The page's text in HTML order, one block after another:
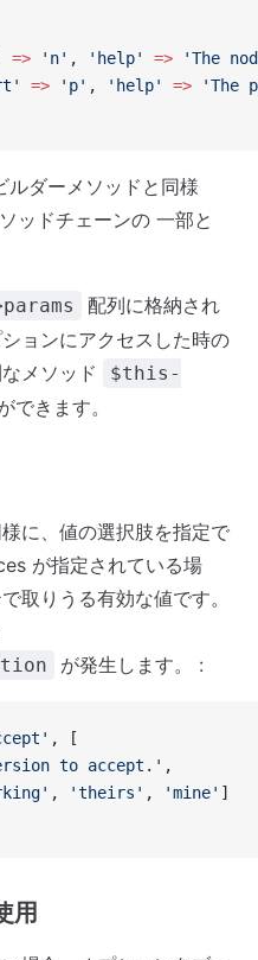
=> 'n' , 'help' => 'The
=> 'p' , 'help' => 'The
ダーメソッドと同様
ッドチェーンの 一部と
配列に格納され
ョンにアクセスした時の
メソッド
$this-
できます。
に、値の選択肢を指定で
が指定されている場
取りうる有効な値です。
が発生します。 :
, [
to accept.' ,
, 'theirs' , 'mine' ]
用